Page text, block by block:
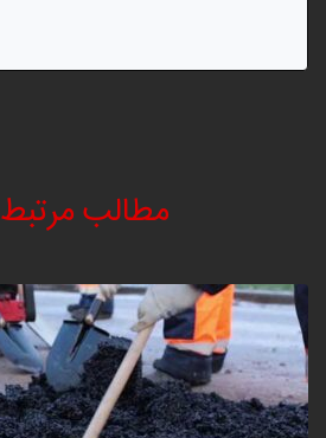
مطالب مرتبط